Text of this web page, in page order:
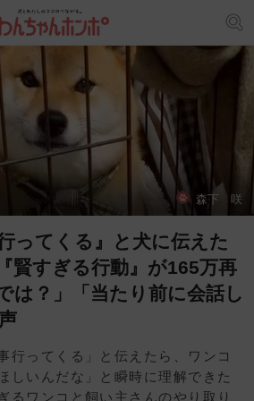
森下 咲
ってくる』と犬に伝えた
賢すぎる行動』が165万再
は？」「当たり前に会話し
行ってくる」と伝えたら、ワンコ
しいんだな」と瞬時に理解できた
るワンコと飼い主さんのやり取り